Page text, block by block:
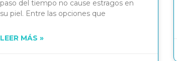
paso del tiempo no cause estragos en
su piel. Entre las opciones que
LEER MÁS »